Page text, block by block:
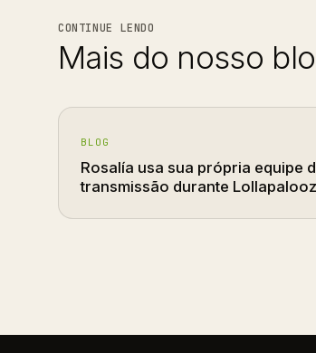
CONTINUE LENDO
Mais do nosso
BLOG
Rosalía usa sua própria equipe
transmissão durante